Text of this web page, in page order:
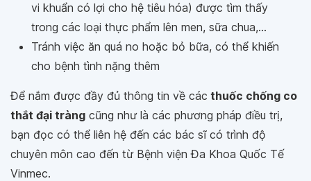
vi khuẩn có lợi cho hệ tiêu hóa) được tìm thấy
trong các loại thực phẩm lên men, sữa chua,...
Tránh việc ăn quá no hoặc bỏ bữa, có thể khiến
cho bệnh tình nặng thêm
Để nắm được đầy đủ thông tin về các thuốc chống co
thắt đại tràng cũng như là các phương pháp điều trị,
bạn đọc có thể liên hệ đến các bác sĩ có trình độ
chuyên môn cao đến từ Bệnh viện Đa Khoa Quốc Tế
Vinmec.